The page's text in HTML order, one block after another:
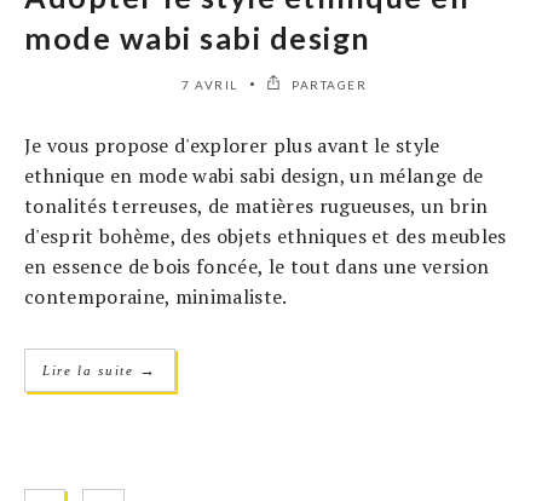
mode wabi sabi design
7 AVRIL PARTAGER
Je vous propose d'explorer plus avant le style
ethnique en mode wabi sabi design, un mélange de
tonalités terreuses, de matières rugueuses, un brin
d'esprit bohème, des objets ethniques et des meubles
en essence de bois foncée, le tout dans une version
contemporaine, minimaliste.
Lire la suite →